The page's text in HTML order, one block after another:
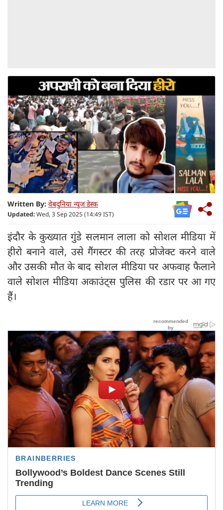
Written By: वेबदुनिया न्यूज डेस्क
Updated:Wed, 3 Sep 2025 (14:49 IST)
इंदौर के कुख्यात गुंडे सलमान लाला को सोशल मीडिया में
हीरो बनाने वाले, उसे गैंगस्‍टर की तरह प्रोजेक्‍ट करने वाले
और उसकी मौत के बाद सोशल मीडिया पर अफवाह फैलाने
वाले सोशल मीडिया अकाउंट्स पुलिस की रडार पर आ गए
हैं।